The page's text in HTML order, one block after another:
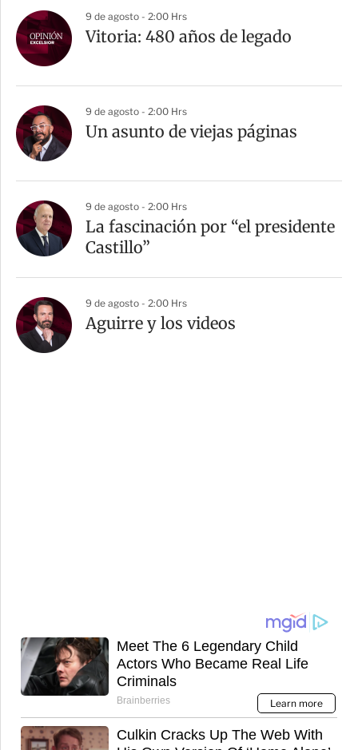
9 de agosto - 2:00 Hrs
Vitoria: 480 años de legado
9 de agosto - 2:00 Hrs
Un asunto de viejas páginas
9 de agosto - 2:00 Hrs
La fascinación por “el presidente
Castillo”
9 de agosto - 2:00 Hrs
Aguirre y los videos